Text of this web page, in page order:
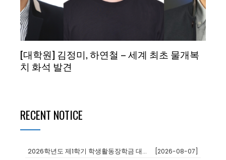
[대학원] 김정미, 하연철 – 세계 최초 물개복
치 화석 발견
RECENT NOTICE
2026학년도 제1학기 학생활동장학금 대상자 추천 [2026-08-07]